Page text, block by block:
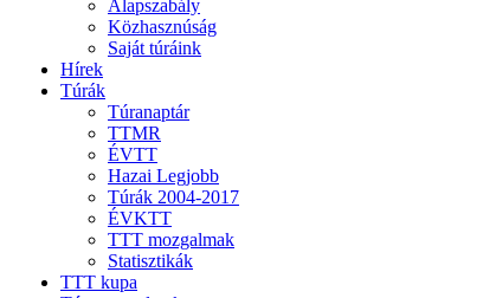
Alapszabály
Közhasznúság
Saját túráink
Hírek
Túrák
Túranaptár
TTMR
ÉVTT
Hazai Legjobb
Túrák 2004-2017
ÉVKTT
TTT mozgalmak
Statisztikák
TTT kupa